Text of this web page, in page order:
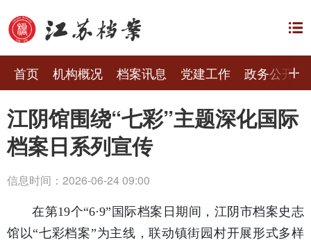
首页 机构概况 档案讯息 党建工作 政务公开
江阴馆围绕“七彩”主题深化国际
档案日系列宣传
信息时间：2026-06-24 09:00
在第19个“6·9”国际档案日期间，江阴市档案史志
馆以“七彩档案”为主线，联动镇街园村开展形式多样